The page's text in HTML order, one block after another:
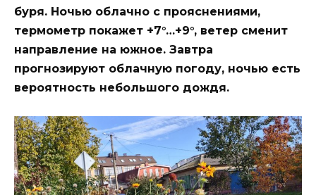
буря. Ночью облачно с прояснениями,
термометр покажет +7°…+9°, ветер сменит
направление на южное. Завтра
прогнозируют облачную погоду, ночью есть
вероятность небольшого дождя.